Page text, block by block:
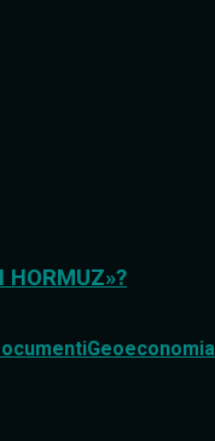
HORMUZ»?
Geoeconomia